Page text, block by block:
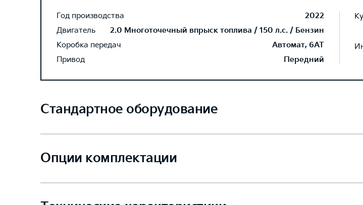
Год производства
2022
Двигатель
2.0 Многоточечный впрыск топлива / 150 л.с. / Бензин
Коробка передач
Автомат, 6AT
Привод
Передний
Стандартное оборудование
Опции комплектации